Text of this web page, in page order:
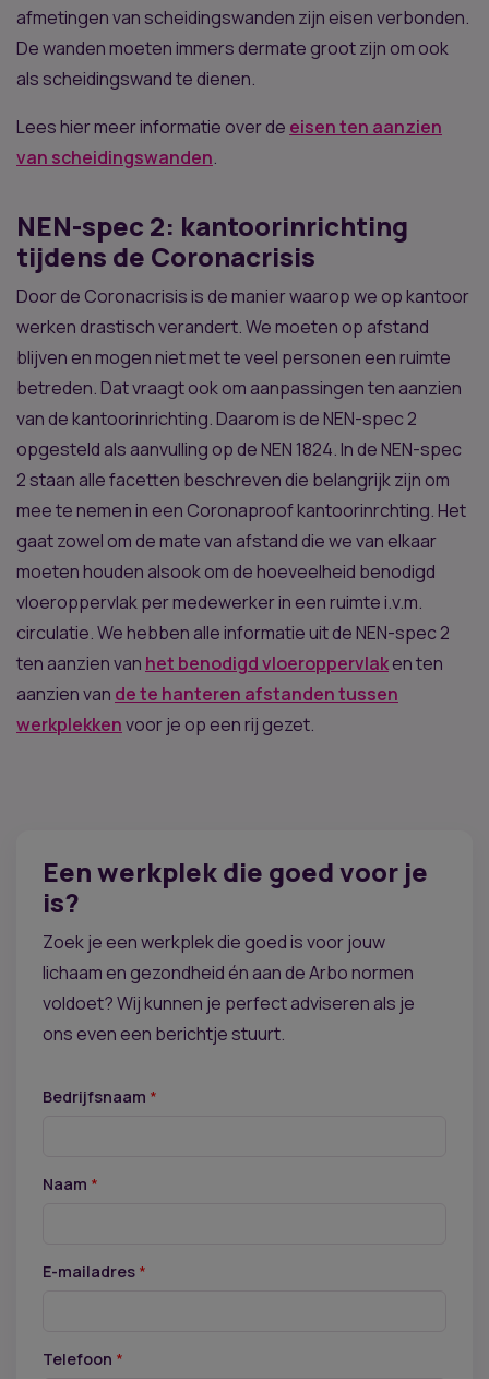
afmetingen van scheidingswanden zijn eisen verbonden.
De wanden moeten immers dermate groot zijn om ook
als scheidingswand te dienen.
Lees hier meer informatie over de eisen ten aanzien
van scheidingswanden.
NEN-spec 2: kantoorinrichting
tijdens de Coronacrisis
Door de Coronacrisis is de manier waarop we op kantoor
werken drastisch verandert. We moeten op afstand
blijven en mogen niet met te veel personen een ruimte
betreden. Dat vraagt ook om aanpassingen ten aanzien
van de kantoorinrichting. Daarom is de NEN-spec 2
opgesteld als aanvulling op de NEN 1824. In de NEN-spec
2 staan alle facetten beschreven die belangrijk zijn om
mee te nemen in een Coronaproof kantoorinrchting. Het
gaat zowel om de mate van afstand die we van elkaar
moeten houden alsook om de hoeveelheid benodigd
vloeroppervlak per medewerker in een ruimte i.v.m.
circulatie. We hebben alle informatie uit de NEN-spec 2
ten aanzien van het benodigd vloeroppervlaken ten
aanzien van de te hanteren afstanden tussen
werkplekkenvoor je op een rij gezet.
Een werkplek die goed voor je
is?
Zoek je een werkplek die goed is voor jouw
lichaam en gezondheid én aan de Arbo normen
voldoet? Wij kunnen je perfect adviseren als je
ons even een berichtje stuurt.
Bedrijfsnaam *
Naam *
E-mailadres *
Telefoon *